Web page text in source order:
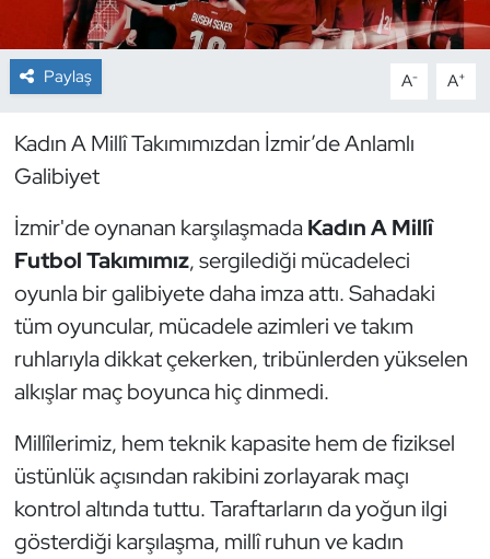
Paylaş A- A+
Kadın A Millî Takımımızdan İzmir’de Anlamlı
Galibiyet
İzmir'de oynanan karşılaşmada Kadın A Millî
Futbol Takımımız, sergilediği mücadeleci
oyunla bir galibiyete daha imza attı. Sahadaki
tüm oyuncular, mücadele azimleri ve takım
ruhlarıyla dikkat çekerken, tribünlerden yükselen
alkışlar maç boyunca hiç dinmedi.
Millîlerimiz, hem teknik kapasite hem de fiziksel
üstünlük açısından rakibini zorlayarak maçı
kontrol altında tuttu. Taraftarların da yoğun ilgi
gösterdiği karşılaşma, millî ruhun ve kadın
Dağcılık
Dans Sporları
Dövüş Sanatı
E-Spor
Eskrim
Futbol
Futsal
Golf
Güreş